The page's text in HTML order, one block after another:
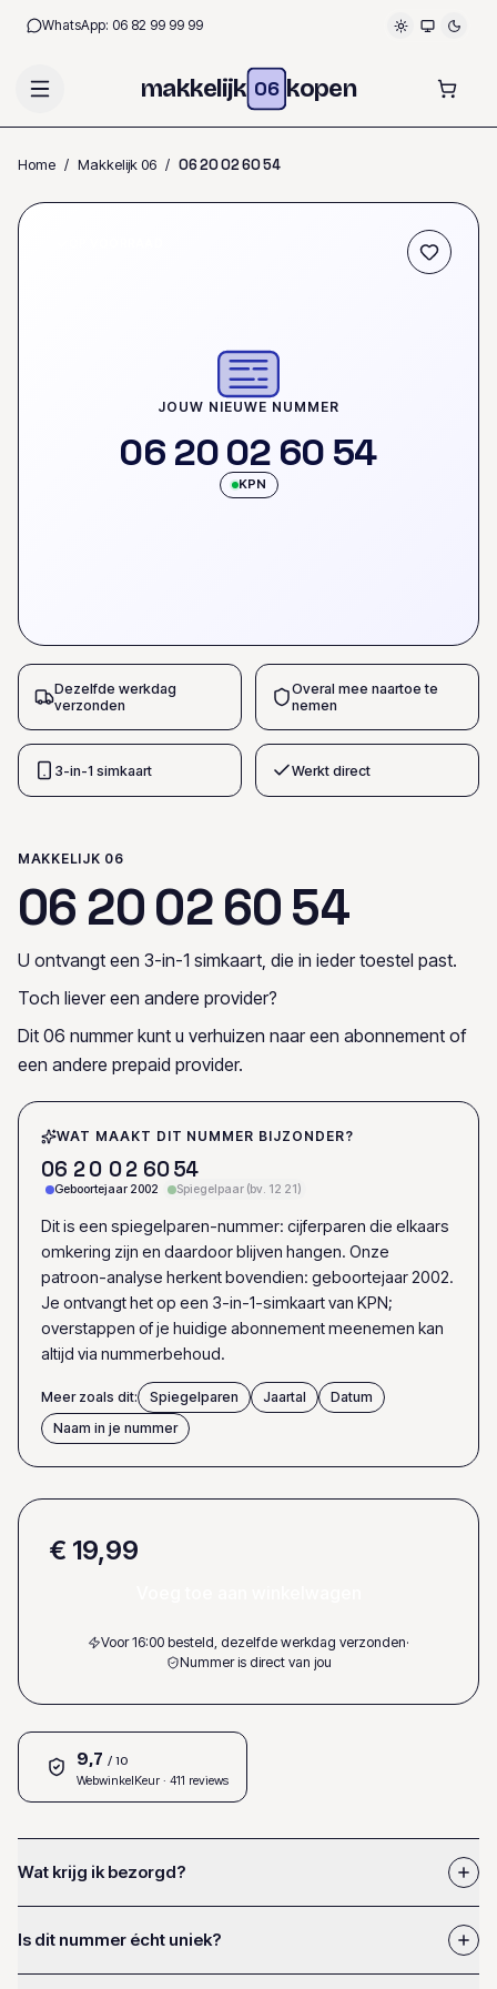
WhatsApp: 06 82 99 99 99
makkelijk 06 kopen
Home / Makkelijk 06 / 0620026054
JOUW NIEUWE NUMMER
06 2002 60 54
KPN
Dezelfde werkdag
verzonden
Overal mee naartoe te
nemen
3-in-1 simkaart Werkt direct
MAKKELIJK 06
06 20026054
U ontvangt een 3-in-1 simkaart, die in ieder toestel past.
Toch liever een andere provider?
Dit 06 nummer kunt u verhuizen naar een abonnement of
een andere prepaid provider.
WAT MAAKT DIT NUMMER BIJZONDER?
06 20 02 6054
Geboortejaar 2002 Spiegelpaar (bv. 12 21)
Dit is een spiegelparen-nummer: cijferparen die elkaars
omkering zijn en daardoor blijven hangen. Onze
patroon-analyse herkent bovendien: geboortejaar 2002.
Je ontvangt het op een 3-in-1-simkaart van KPN;
overstappen of je huidige abonnement meenemen kan
altijd via nummerbehoud.
Meer zoals dit: Spiegelparen Jaartal
Datum
Naam in je nummer
€ 19,99
Voor 16:00 besteld, dezelfde werkdag verzonden·
Nummer is direct van jou
9,7 / 10
WebwinkelKeur · 411 reviews
Wat krijg ik bezorgd?
Is dit nummer écht uniek?